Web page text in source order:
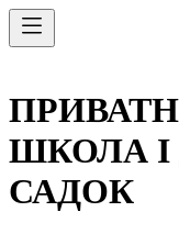
ШКОЛА
САДОК